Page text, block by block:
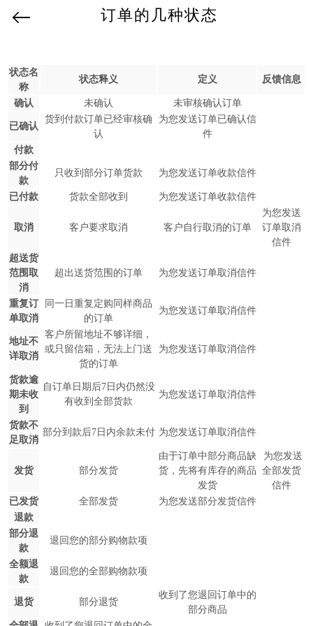
订单的几种状态
状态名
称
状态释义 定义 反馈信息
确认 未确认 未审核确认订单
已确认
货到付款订单已经审核确
认
为您发送订单已确认信
件
付款
部分付
款
只收到部分订单货款 为您发送订单收款信件
已付款 货款全部收到 为您发送订单收款信件
取消 客户要求取消 客户自行取消的订单
为您发送
订单取消
信件
超送货
范围取
消
超出送货范围的订单 为您发送订单取消信件
重复订
单取消
同一日重复定购同样商品
的订单
为您发送订单取消信件
地址不
详取消
客户所留地址不够详细，
或只留信箱，无法上门送
货的订单
为您发送订单取消信件
货款逾
期未收
到
自订单日期后7日内仍然没
有收到全部货款
为您发送订单取消信件
货款不
足取消
部分到款后7日内余款未付 为您发送订单取消信件
发货 部分发货
由于订单中部分商品缺
货，先将有库存的商品
发货
为您发送
全部发货
信件
已发货
全部发货
为您发送部分发货信件
退款
部分退
款
退回您的部分购物款项
全额退
款
退回您的全部购物款项
退货 部分退货
收到了您退回订单中的
部分商品